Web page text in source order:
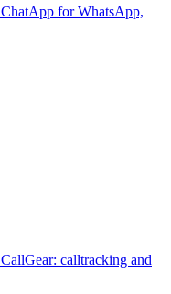
ChatApp for WhatsApp,
CallGear: calltracking and